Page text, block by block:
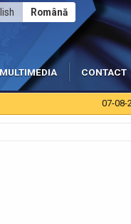
Română
MULTIMEDIA CONTACT
07-08-